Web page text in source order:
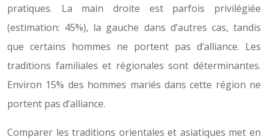
pratiques. La main droite est parfois privilégiée
(estimation: 45%), la gauche dans d’autres cas, tandis
que certains hommes ne portent pas d’alliance. Les
traditions familiales et régionales sont déterminantes.
Environ 15% des hommes mariés dans cette région ne
portent pas d’alliance.
Comparer les traditions orientales et asiatiques met en